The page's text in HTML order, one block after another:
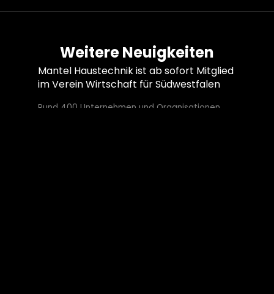
WeitereNeuigkeiten
Mantel Haustechnik ist ab sofort Mitglied
im Verein Wirtschaft für Südwestfalen
Rund 400 Unternehmen und Organisationen